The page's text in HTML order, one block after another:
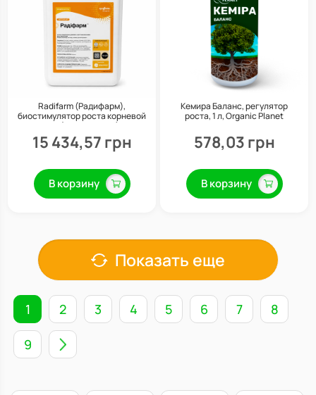
Radifarm (Радифарм),
биостимулятор роста корневой
системы (укоренитель), 10 л,
Valagro
15 434,57 грн
В корзину
Кемира Баланс, регулятор
роста, 1 л, Organic Planet
578,03 грн
В корзину
Показать еще
1 2 3 4 5 6 7 8
9